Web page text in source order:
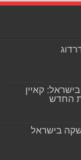
קאיין
החדש